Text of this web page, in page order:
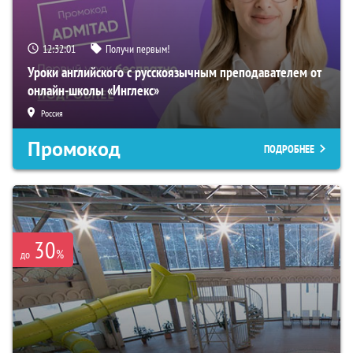
12:32:00 Получи первым!
Уроки английского с русскоязычным преподавателем от
онлайн-школы «Инглекс»
Россия
Промокод ПОДРОБНЕЕ
до 30%